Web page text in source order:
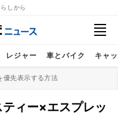
しから
レジャー 車とバイク キャ
優先表示する方法
ティー×エスプレッ